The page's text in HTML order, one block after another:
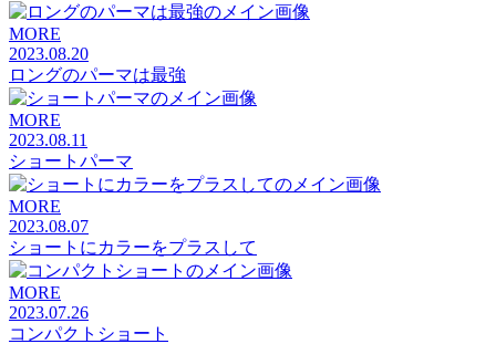
MORE
2023.08.20
ロングのパーマは最強
MORE
2023.08.11
ショートパーマ
MORE
2023.08.07
ショートにカラーをプラスして
MORE
2023.07.26
コンパクトショート